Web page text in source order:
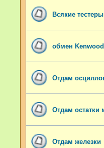
Всякие
обмен
Отдам
Отдам остатки
Отдам железки